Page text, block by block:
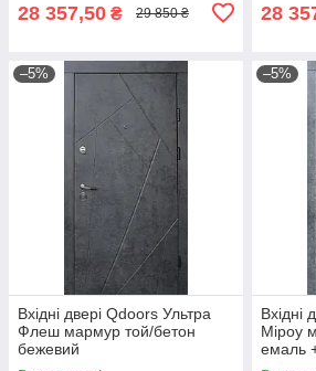
28 357,50 ₴ 29 850 ₴ 28
–5%
Вхідні двері Qdoors Ультра
Флеш мармур той/бетон
бежевий
–5%
Вхідні
Міроу
емаль